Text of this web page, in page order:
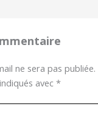
ne sera pas publiée.
avec*